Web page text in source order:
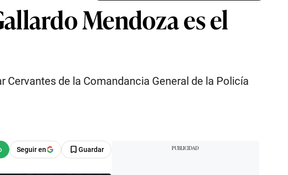
Mendoza es el
Cervantes de la Comandancia General de la Policía
Seguir en Guardar